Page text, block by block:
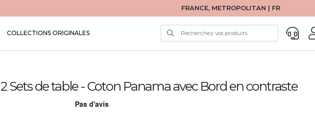
FRANCE, METROPOLITAN | FR
COLLECTIONS ORIGINALES
2 Sets de table - Coton Panama avec Bord en contraste